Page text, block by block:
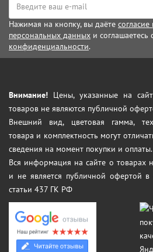
Нажимая на кнопку, вы даёте
персональных данных и соглашаетесь
конфиденциальности.
Внимание! Цены, указанные на
товаров не являются публичной
Внешний вид, цветовая гамма,
товара и комплектность могут
сведения на момент покупки и оплаты.
Вся информация на сайте о товарах
и не является публичной офертой в
статьи 437 ГК РФ